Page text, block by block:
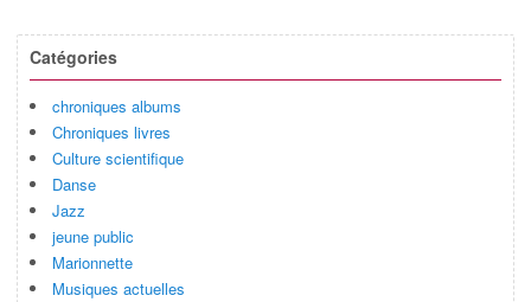
Catégories
chroniques albums
Chroniques livres
Culture scientifique
Danse
Jazz
jeune public
Marionnette
Musiques actuelles